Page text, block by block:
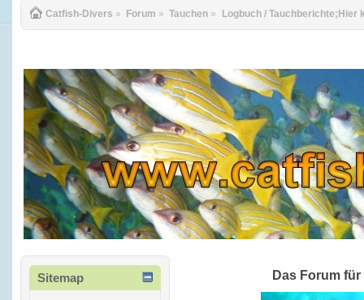
Catfish-Divers » Forum » Tauchen » Logbuch / Tauchberichte;Hier
Sitemap Das Forum